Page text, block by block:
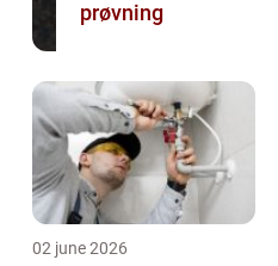
prøvning
02 june 2026